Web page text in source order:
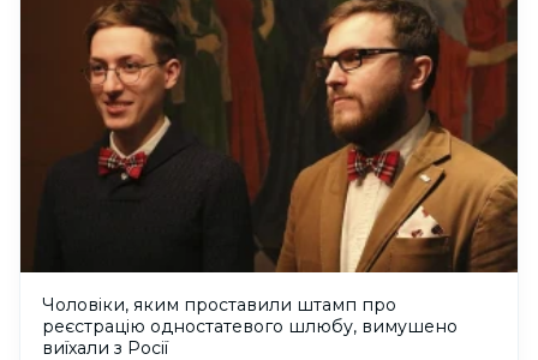
Чоловіки, яким проставили штамп про
реєстрацію одностатевого шлюбу, вимушено
виїхали з Росії